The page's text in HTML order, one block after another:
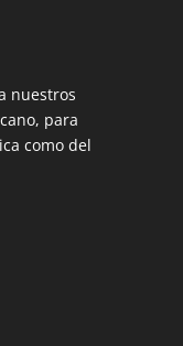
nuestros
para
como del